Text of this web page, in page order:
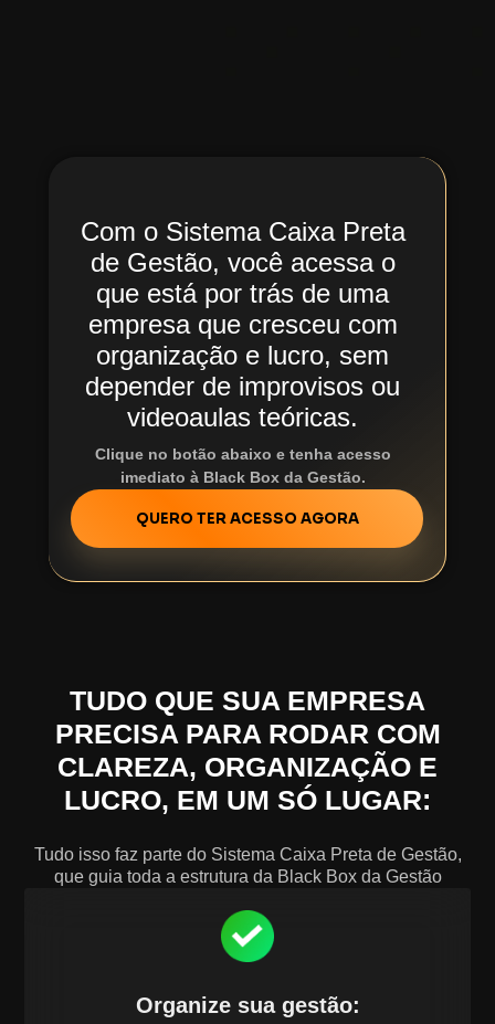
Com o Sistema Caixa Preta
de Gestão, você acessa o
que está por trás de uma
empresa que cresceu com
organização e lucro, sem
depender de improvisos ou
videoaulas teóricas.
Clique no botão abaixo e tenha acesso
imediato à Black Box da Gestão.
QUERO TER ACESSO AGORA
TUDO QUE SUA EMPRESA
PRECISA PARA RODAR COM
CLAREZA, ORGANIZAÇÃO E
LUCRO, EM UM SÓ LUGAR:
Tudo isso faz parte do Sistema Caixa Preta de Gestão,
que guia toda a estrutura da Black Box da Gestão
Organize sua gestão: